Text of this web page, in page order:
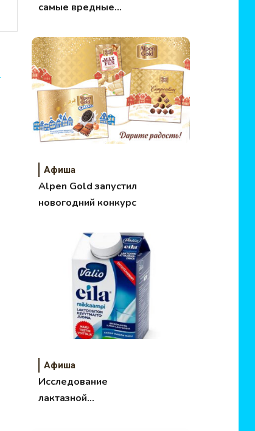
самые вредные
Афиша
Alpen Gold запустил
новогодний конкурс
Афиша
Исследование
лактазной